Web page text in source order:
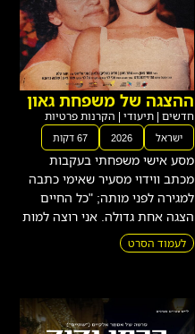
ההצגה של משפחת גאון
חדשים | תיעודי | הקרנות פרטיות
ישראל 2026 67 דקות
מסע אישי משפחתי בעקבות
מכתב ווידוי מסעיר שאימי כתבה
למגירה לפני מותה; "כל החיים
הצגה אחת גדולה. אני רוצה למות
לעמוד הסרט